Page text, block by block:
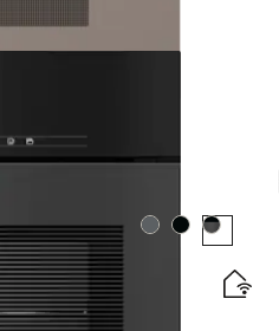
etiketė
Spalva:Spalva:Spalva: